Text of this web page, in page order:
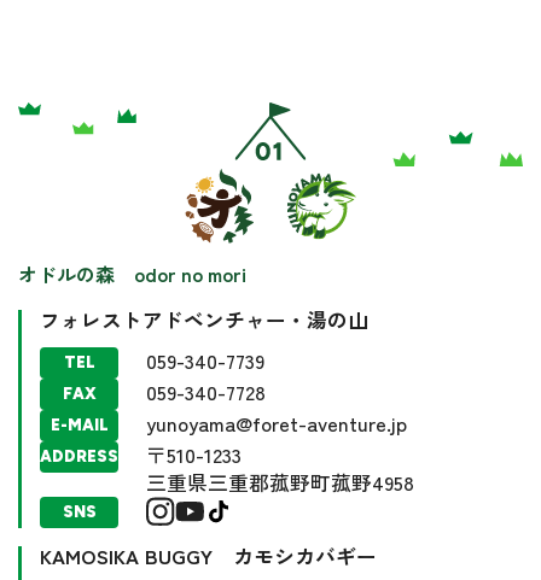
オドルの森 odor no mori
フォレストアドベンチャー・湯の山
TEL 059-340-7739
FAX 059-340-7728
E-MAIL yunoyama@foret-aventure.jp
ADDRESS
〒510-1233
三重県三重郡菰野町菰野4958
SNS
KAMOSIKA BUGGY カモシカバギー